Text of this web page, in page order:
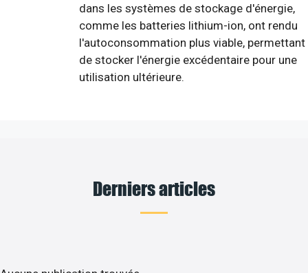
dans les systèmes de stockage d'énergie,
comme les batteries lithium-ion, ont rendu
l'autoconsommation plus viable, permettant
de stocker l'énergie excédentaire pour une
utilisation ultérieure.
Derniers articles